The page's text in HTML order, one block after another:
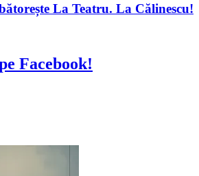
La Teatru. La Călinescu!
Facebook!